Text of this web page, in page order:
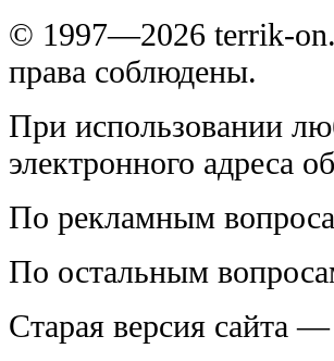
© 1997—2026 terrik-
права соблюдены.
При использовании
электронного адреса
По рекламным
По остальным
Старая версия сайта —